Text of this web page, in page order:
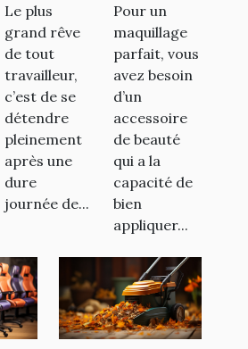
jacuzzi
gonflable
Le plus
grand rêve
de tout
travailleur,
c’est de se
détendre
pleinement
après une
dure
journée de...
pinceau
en poils
naturels ?
Pour un
maquillage
parfait, vous
avez besoin
d’un
accessoire
de beauté
qui a la
capacité de
bien
appliquer...